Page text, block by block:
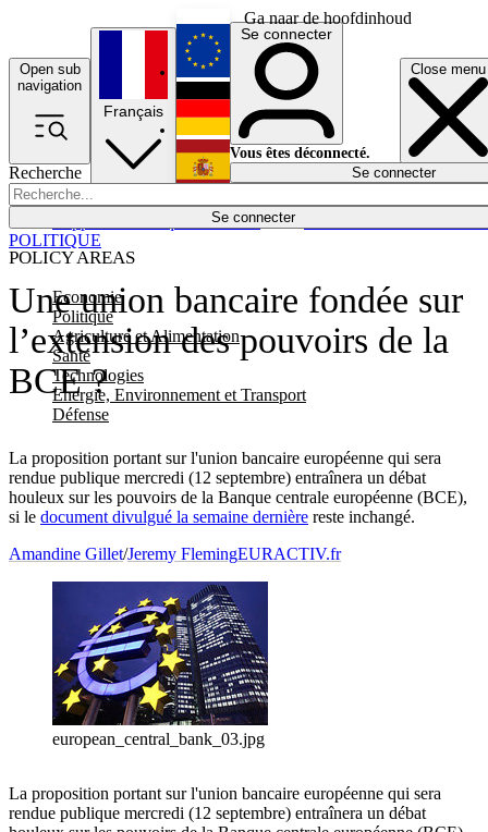
Ga naar de hoofdinhoud
Open sub
navigation
Close menu
Recherche
Se connecter
POLICY AREAS
Economie
Politique
Agriculture et Alimentation
Santé
Technologies
Energie, Environnement et Transport
Défense
Économie
Français
English
Deutsch
Español
Se connecter
Vous êtes déconnecté.
Se connecter
Une union bancaire fondée sur
l’extension des pouvoirs de la
BCE ?
La proposition portant sur l'union bancaire européenne qui sera
rendue publique mercredi (12 septembre) entraînera un débat
houleux sur les pouvoirs de la Banque centrale européenne (BCE),
si le document divulgué la semaine dernière reste inchangé.
POLITIQUE
Amandine Gillet/Jeremy FlemingEURACTIV.fr
european_central_bank_03.jpg
La proposition portant sur l'union bancaire européenne qui sera
rendue publique mercredi (12 septembre) entraînera un débat